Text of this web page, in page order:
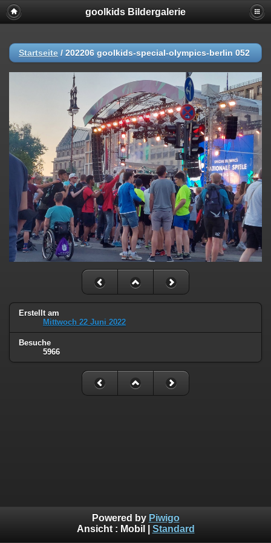
goolkids Bildergalerie
Startseite / 202206 goolkids-special-olympics-berlin 052
Erstellt am
Mittwoch 22 Juni 2022
Besuche
5966
Powered by Piwigo
Ansicht : Mobil Standard